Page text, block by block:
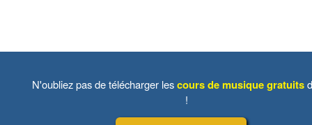
N'oubliez pas de télécharger lescours de musique gratuits
!